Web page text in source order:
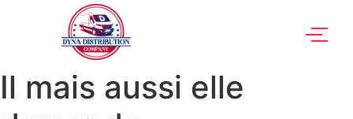
Il mais aussi elle